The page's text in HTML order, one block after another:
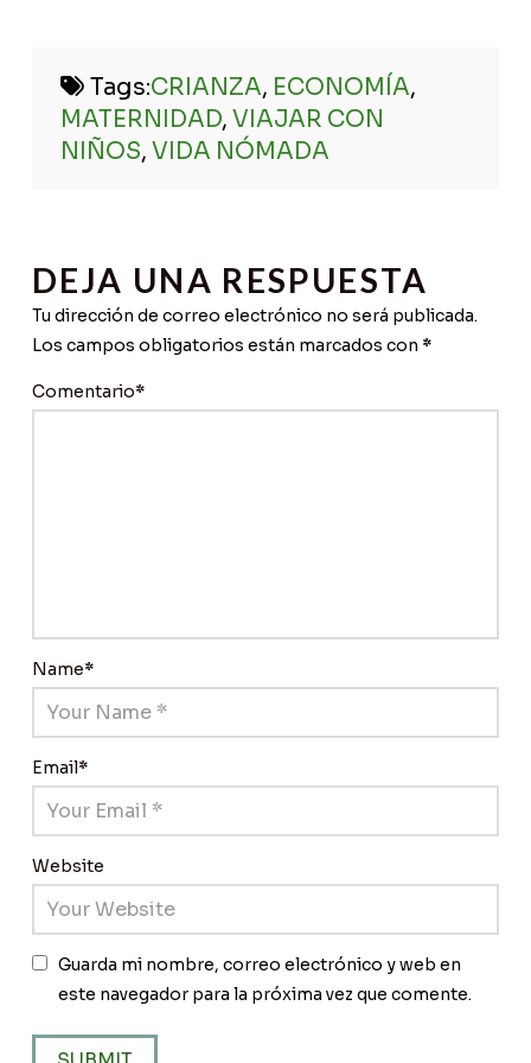
@maternidadviajeraen
vídeo
Plataforma de apoyo y
Tags:CRIANZA, ECONOMÍA,
MATERNIDAD,VIAJAR CON
NIÑOS,VIDA NÓMADA
DEJA UNA RESPUESTA
Tu dirección de correo electrónico no será publicada.
Los campos obligatorios están marcados con *
Comentario*
Name*
Email*
Website
Guarda mi nombre, correo electrónico y web en
este navegador para la próxima vez que comente.